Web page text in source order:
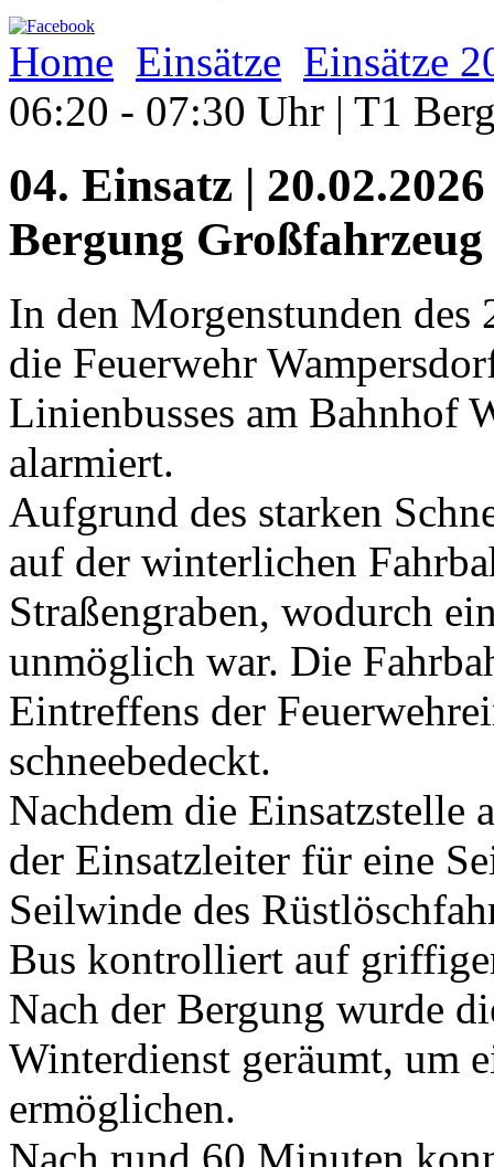
Home Einsätze Einsätze
06:20 - 07:30 Uhr | T1
04. Einsatz |
Bergung Großfahrzeug
In den Morgenstunden des
die Feuerwehr
Linienbusses am Bahnhof
alarmiert.
Aufgrund des starken
auf der winterlichen
Straßengraben, wodurch
unmöglich war. Die
Eintreffens der
schneebedeckt.
Nachdem die Einsatzstelle
der Einsatzleiter für eine
Seilwinde des
Bus kontrolliert auf
Nach der Bergung wurde
Winterdienst geräumt, um
ermöglichen.